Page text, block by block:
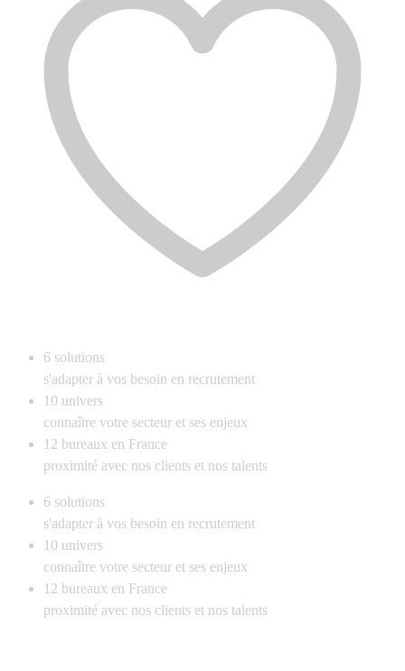
6 solutions
s'adapter à vos besoin en recrutement
10 univers
connaître votre secteur et ses enjeux
12 bureaux en France
proximité avec nos clients et nos talents
6 solutions
s'adapter à vos besoin en recrutement
10 univers
connaître votre secteur et ses enjeux
12 bureaux en France
proximité avec nos clients et nos talents